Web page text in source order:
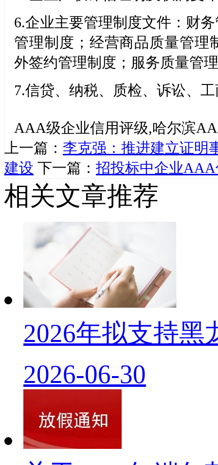
6.企业主要管理制度文件：财
管理制度；经营商品质量管理
外签约管理制度；服务质量管
7.信贷、纳税、质检、诉讼、
AAA级企业信用评级,哈尔滨
上一篇： 李克强：推进建立证明
建设 下一篇： 招投标中企业
相关文章推荐
2026年拟支持
2026-06-30